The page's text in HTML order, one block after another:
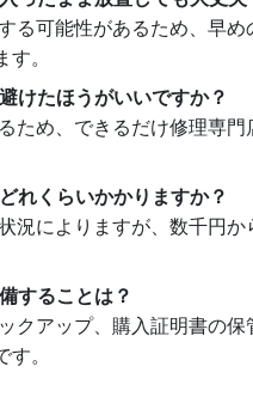
る可能性があるため、早め
す。
けたほうがいいですか？
ため、できるだけ修理専門
れくらいかかりますか？
況によりますが、数千円か
することは？
クアップ、購入証明書の保
す。